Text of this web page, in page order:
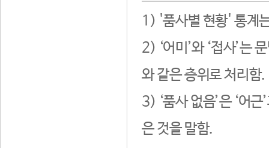
1) '품사별 현황' 통계
2) ‘어미’와 ‘접사’는
와 같은 층위로 처리함.
3) ‘품사 없음’은 ‘어
은 것을 말함.